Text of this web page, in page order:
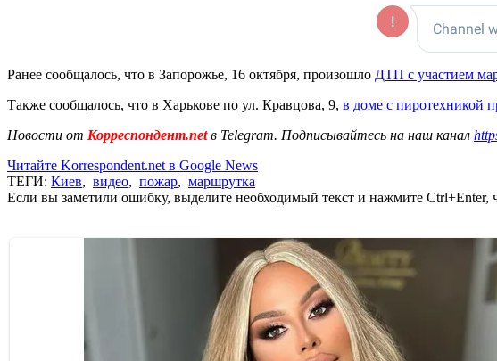
Ранее сообщалось, что в Запорожье, 16 октября, произошло ДТП с участием
Также сообщалось, что в Харькове по ул. Кравцова, 9, в доме с пиротехникой
Новости от Корреспондент.netв Telegram. Подписывайтесь на наш канал
Читайте Korrespondent.net в Google News
ТЕГИ: Киев, видео, пожар, маршрутка
Если вы заметили ошибку, выделите необходимый текст и нажмите Ctrl+Enter,